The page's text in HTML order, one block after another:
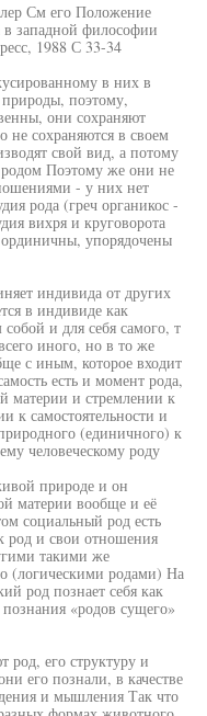
См его Положение
в западной философии
1988 С 33-34
в них в
поэтому,
они сохраняют
не сохраняются в своем
свой вид, а потому
Поэтому же они не
- у них нет
рода (греч органикос -
вихря и круговорота
упорядочены
индивида от других
в индивиде как
и для себя самого, т
иного, но в то же
с иным, которое входит
есть и момент рода,
материи и стремлении к
к самостоятельности и
(единичного) к
человеческому роду
природе и он
материи вообще и её
социальный род есть
род и свои отношения
такими же
(логическими родами) На
род познает себя как
«родов сущего»
род, его структуру и
его познали, в качестве
и мышления Так что